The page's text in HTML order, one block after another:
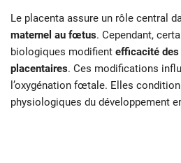
Le placenta assure un rôle central
maternel au fœtus. Cependant,
biologiques modifient efficacité des
placentaires. Ces modifications
l’oxygénation fœtale. Elles
physiologiques du développement